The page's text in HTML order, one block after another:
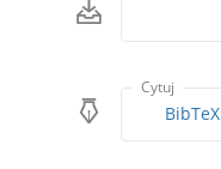
Cytuj
BibTeX